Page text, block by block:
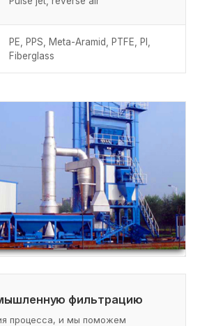
PE, PPS, Meta-Aramid, PTFE, PI,
Fiberglass
фильтрацию
процесса, и мы поможем